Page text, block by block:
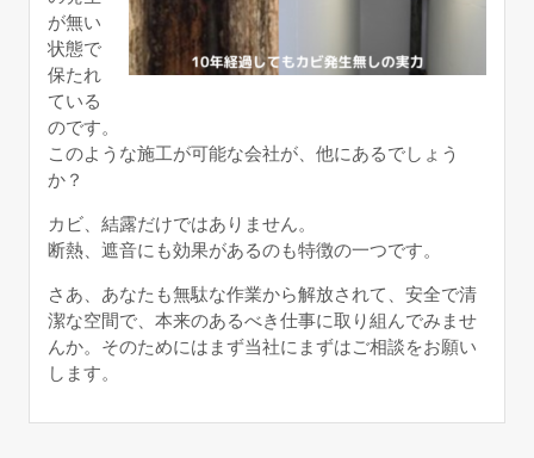
が無い
状態で
保たれ
ている
のです。
このような施工が可能な会社が、他にあるでしょう
か？
カビ、結露だけではありません。
断熱、遮音にも効果があるのも特徴の一つです。
さあ、あなたも無駄な作業から解放されて、安全で清
潔な空間で、本来のあるべき仕事に取り組んでみませ
んか。そのためにはまず当社にまずはご相談をお願い
します。